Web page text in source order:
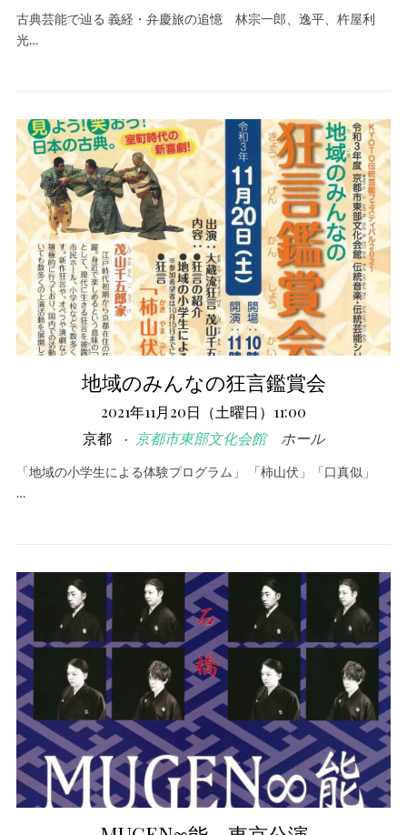
古典芸能で辿る 義経・弁慶旅の追憶 林宗一郎、逸平、杵屋利
光…
地域のみんなの狂言鑑賞会
2021年11月20日（土曜日）11:00
京都
京都市東部文化会館ホール
「地域の小学生による体験プログラム」 「柿山伏」「口真似」
…